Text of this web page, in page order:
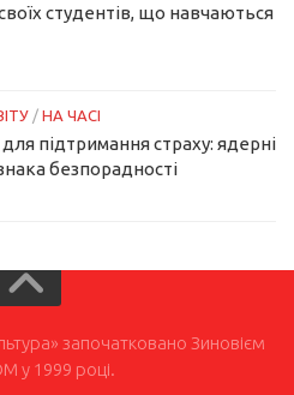
студентів, що навчаються
/ НА ЧАСІ
для підтримання страху: ядерні
безпорадності
започатковано Зиновієм
у 1999 році.